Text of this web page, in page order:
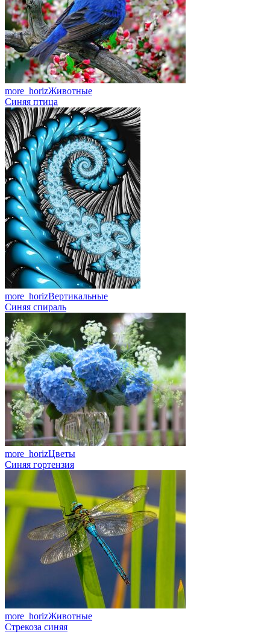
more_horizЖивотные
Синяя птица
more_horizВертикальные
Синяя спираль
more_horizЦветы
Синяя гортензия
more_horizЖивотные
Стрекоза синяя